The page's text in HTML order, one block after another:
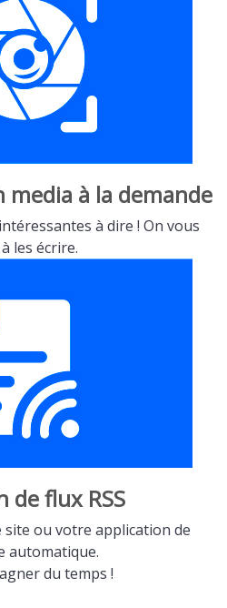
media à la demande
à dire ! On vous
les écrire.
de flux RSS
ou votre application de
automatique.
du temps !